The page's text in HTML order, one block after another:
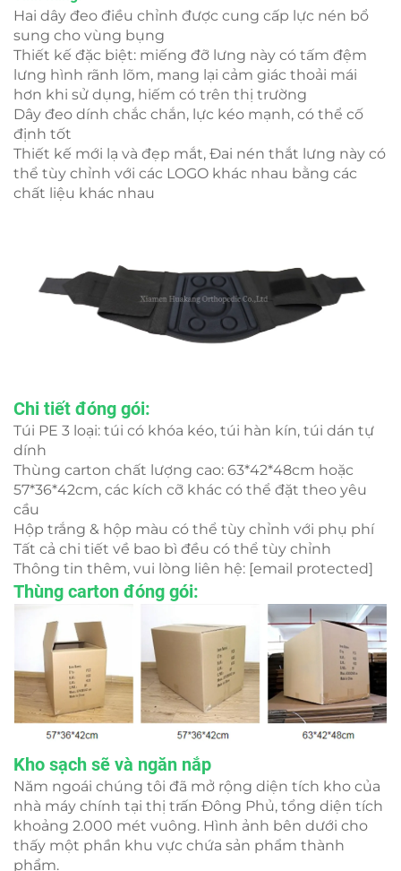
Hai dây đeo điều chỉnh được cung cấp lực nén bổ
sung cho vùng bụng
Thiết kế đặc biệt: miếng đỡ lưng này có tấm đệm
lưng hình rãnh lõm, mang lại cảm giác thoải mái
hơn khi sử dụng, hiếm có trên thị trường
Dây đeo dính chắc chắn, lực kéo mạnh, có thể cố
định tốt
Thiết kế mới lạ và đẹp mắt, Đai nén thắt lưng này có
thể tùy chỉnh với các LOGO khác nhau bằng các
chất liệu khác nhau
Chi tiết đóng gói:
Túi PE 3 loại: túi có khóa kéo, túi hàn kín, túi dán tự
dính
Thùng carton chất lượng cao: 63*42*48cm hoặc
57*36*42cm, các kích cỡ khác có thể đặt theo yêu
cầu
Hộp trắng & hộp màu có thể tùy chỉnh với phụ phí
Tất cả chi tiết về bao bì đều có thể tùy chỉnh
Thông tin thêm, vui lòng liên hệ: [email protected]
Thùng carton đóng gói:
Kho sạch sẽ và ngăn nắp
Năm ngoái chúng tôi đã mở rộng diện tích kho của
nhà máy chính tại thị trấn Đông Phủ, tổng diện tích
khoảng 2.000 mét vuông. Hình ảnh bên dưới cho
thấy một phần khu vực chứa sản phẩm thành
phẩm.